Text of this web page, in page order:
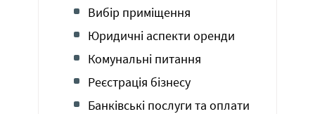
Вибір приміщення
Юридичні аспекти оренди
Комунальні питання
Реєстрація бізнесу
Банківські послуги та оплати